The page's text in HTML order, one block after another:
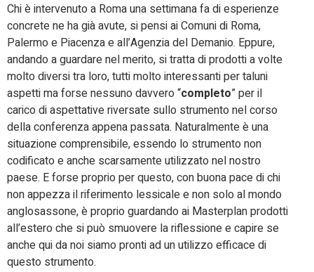
Chi è intervenuto a Roma una settimana fa di esperienze
concrete ne ha già avute, si pensi ai Comuni di Roma,
Palermo e Piacenza e all’Agenzia del Demanio. Eppure,
andando a guardare nel merito, si tratta di prodotti a volte
molto diversi tra loro, tutti molto interessanti per taluni
aspetti ma forse nessuno davvero “completo” per il
carico di aspettative riversate sullo strumento nel corso
della conferenza appena passata. Naturalmente è una
situazione comprensibile, essendo lo strumento non
codificato e anche scarsamente utilizzato nel nostro
paese. E forse proprio per questo, con buona pace di chi
non appezza il riferimento lessicale e non solo al mondo
anglosassone, è proprio guardando ai Masterplan prodotti
all’estero che si può smuovere la riflessione e capire se
anche qui da noi siamo pronti ad un utilizzo efficace di
questo strumento.